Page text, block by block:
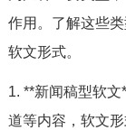
作用。了解这些
软文形式。
1. **新闻稿型软
道等内容，软文